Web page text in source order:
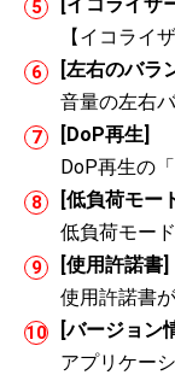
【イコライ
[左右のバラ
音量の左右
[DoP再生]
DoP再生の
[低負荷モー
低負荷モー
[使用許諾書]
使用許諾書
[バージョン
アプリケー